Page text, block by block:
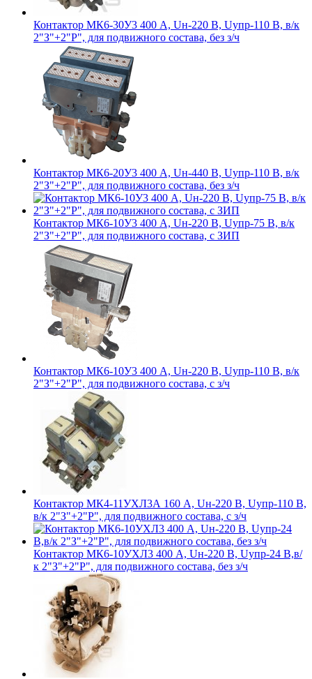
Контактор МК6-30У3 400 А, Uн-220 В, Uупр-110 В, в/к
2"З"+2"Р", для подвижного состава, без з/ч
Контактор МК6-20У3 400 А, Uн-440 В, Uупр-110 В, в/к
2"З"+2"Р", для подвижного состава, без з/ч
Контактор МК6-10У3 400 А, Uн-220 В, Uупр-75 В, в/к
2"З"+2"Р", для подвижного состава, с ЗИП
Контактор МК6-10У3 400 А, Uн-220 В, Uупр-110 В, в/к
2"З"+2"Р", для подвижного состава, с з/ч
Контактор МК4-11УХЛ3А 160 А, Uн-220 В, Uупр-110 В,
в/к 2"З"+2"Р", для подвижного состава, с з/ч
Контактор МК6-10УХЛ3 400 А, Uн-220 В, Uупр-24 В,в/
к 2"З"+2"Р", для подвижного состава, без з/ч